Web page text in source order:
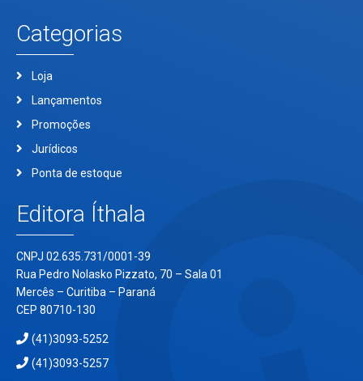
Categorias
Loja
Lançamentos
Promoções
Jurídicos
Ponta de estoque
Editora Íthala
CNPJ 02.635.731/0001-39
Rua Pedro Nolasko Pizzato, 70 – Sala 01
Mercês – Curitiba – Paraná
CEP 80710-130
(41)3093-5252
(41)3093-5257